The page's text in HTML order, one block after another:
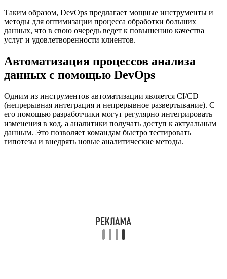
Таким образом, DevOps предлагает мощные инструменты и
методы для оптимизации процесса обработки больших
данных, что в свою очередь ведет к повышению качества
услуг и удовлетворенности клиентов.
Автоматизация процессов анализа
данных с помощью DevOps
Одним из инструментов автоматизации является CI/CD
(непрерывная интеграция и непрерывное развертывание). С
его помощью разработчики могут регулярно интегрировать
изменения в код, а аналитики получать доступ к актуальным
данным. Это позволяет командам быстро тестировать
гипотезы и внедрять новые аналитические методы.